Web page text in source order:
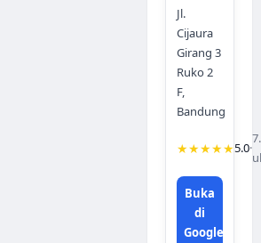
Jl.
Cijaura
Girang 3
Ruko 2
F,
Bandung
★★★★★5.0·
Buka
di
Google